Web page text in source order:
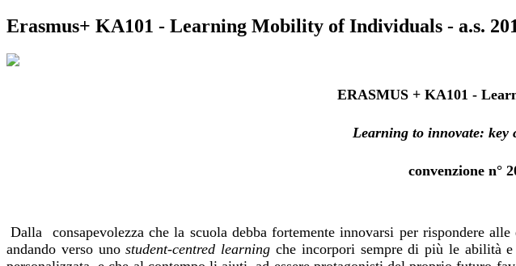
Erasmus+ KA101 - Learning Mobility of Individuals - a.s.
ERASMUS + KA101 -
Learning to innovate: key
convenzione n°
Dalla consapevolezza che la scuola debba fortemente innovarsi per rispondere
andando verso unostudent-centred learning che incorpori sempre di più le abilità e